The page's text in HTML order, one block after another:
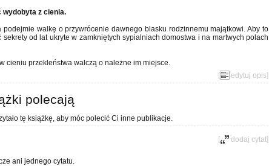
wydobyta z cienia.
podejmie walkę o przywrócenie dawnego blasku rodzinnemu majątkowi. Aby to
sekrety od lat ukryte w zamkniętych sypialniach domostwa i na martwych polach
cieniu przekleństwa walczą o należne im miejsce.
[
edytuj opis]
polecają
tę książkę, aby móc polecić Ci inne publikacje.
[ dodaj cytat]
ani jednego cytatu.